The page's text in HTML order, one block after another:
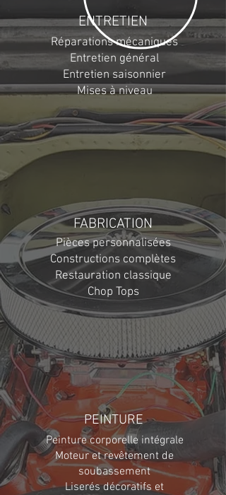
ENTRETIEN
Réparations mécaniques
Entretien général
Entretien saisonnier
Mises à niveau
FABRICATION
Pièces personnalisées
Constructions complètes
Restauration classique
Chop Tops
PEINTURE
Peinture corporelle intégrale
Moteur et revêtement de
soubassement
Liserés décoratifs et